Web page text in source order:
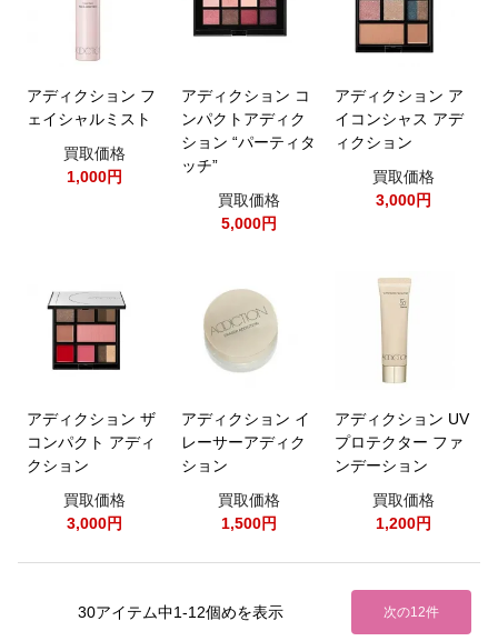
アディクション フ
ェイシャルミスト
買取価格
1,000円
アディクション コ
ンパクトアディク
ション “パーティタ
ッチ”
買取価格
5,000円
アディクション ア
イコンシャス アデ
ィクション
買取価格
3,000円
アディクション ザ
コンパクト アディ
クション
買取価格
3,000円
アディクション イ
レーサーアディク
ション
買取価格
1,500円
アディクション UV
プロテクター ファ
ンデーション
買取価格
1,200円
30アイテム中1-12個めを表示 次の12件